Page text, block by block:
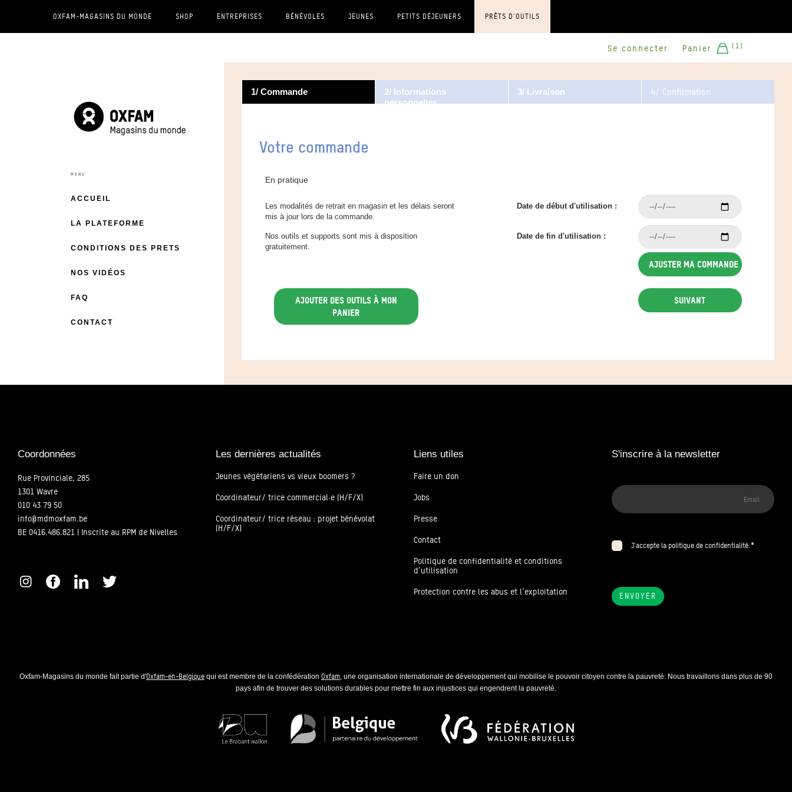
OXFAM-MAGASINS DU MONDE SHOP ENTREPRISES BÉNÉVOLES JEUNES PETITS DÉJEUNERS PRÊTS D'OUTILS
Se connecter Panier (1)
ACCUEIL
LA PLATEFORME
CONDITIONS DES PRETS
NOS VIDÉOS
FAQ
CONTACT
1/ Commande
2/ Informations
personnelles
3/ Livraison 4/ Confirmation
Votre commande
En pratique
Les modalités de retrait en magasin et les délais seront
mis à jour lors de la commande.
Date de début d'utilisation :
Nos outils et supports sont mis à disposition
gratuitement.
Date de fin d'utilisation :
Ajouter des outils à mon
panier
Suivant
Coordonnées
Rue Provinciale, 285
1301 Wavre
010 43 79 50
info@mdmoxfam.be
BE 0416.486.821 | Inscrite au RPM de Nivelles
Les dernières actualités
Jeunes végétariens vs vieux boomers ?
Coordinateur/ trice commercial·e (H/F/X)
Coordinateur/ trice réseau : projet bénévolat
(H/F/X)
Liens utiles
Faire un don
Jobs
Presse
Contact
Politique de confidentialité et conditions
d’utilisation
Protection contre les abus et l’exploitation
S'inscrire à la newsletter
J’accepte la politique de confidentialité.*
ENVOYER
Oxfam-Magasins du monde fait partie d'Oxfam-en-Belgique qui est membre de la confédération Oxfam, une organisation internationale de développement qui mobilise le pouvoir citoyen contre la pauvreté. Nous travaillons dans plus de 90
pays afin de trouver des solutions durables pour mettre fin aux injustices qui engendrent la pauvreté.